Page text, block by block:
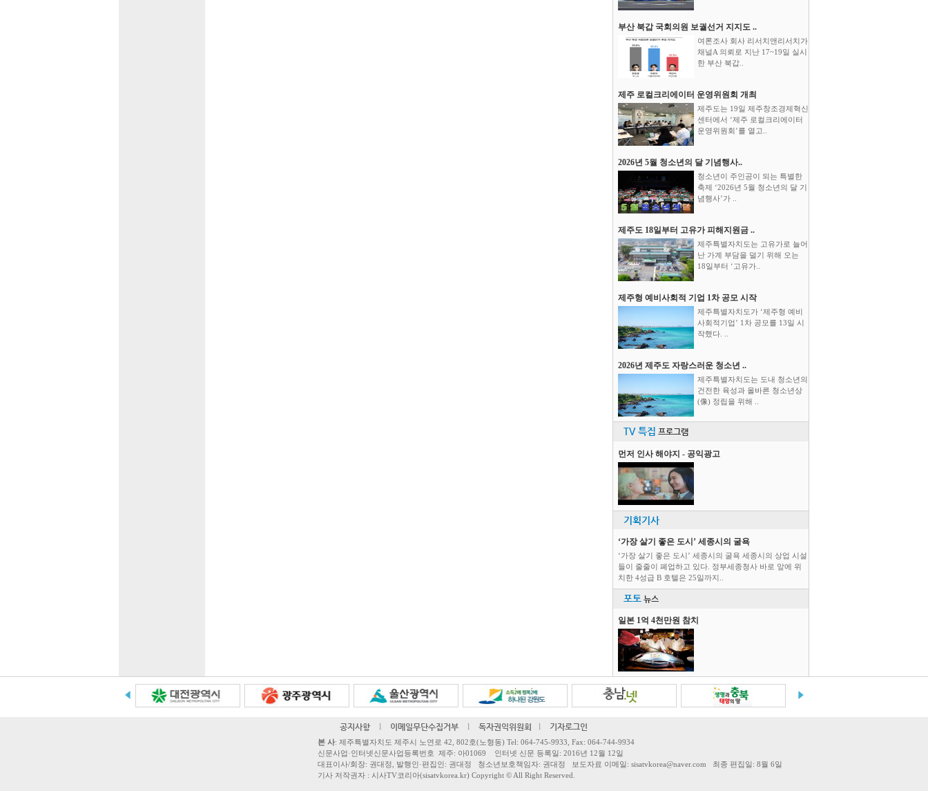
부산 북갑 국회의원 보궐선거 지지도 ..
여론조사 회사 리서치앤리서치가
채널A 의뢰로 지난 17~19일 실시
한 부산 북갑..
제주 로컬크리에이터 운영위원회 개최
제주도는 19일 제주창조경제혁신
센터에서 ‘제주 로컬크리에이터
운영위원회’를 열고..
2026년 5월 청소년의 달 기념행사..
청소년이 주인공이 되는 특별한
축제 ‘2026년 5월 청소년의 달 기
념행사’가 ..
제주도 18일부터 고유가 피해지원금 ..
제주특별자치도는 고유가로 늘어
난 가계 부담을 덜기 위해 오는
18일부터 ‘고유가..
제주형 예비사회적 기업 1차 공모 시작
제주특별자치도가 ‘제주형 예비
사회적기업’ 1차 공모를 13일 시
작했다. ..
2026년 제주도 자랑스러운 청소년 ..
제주특별자치도는 도내 청소년의
건전한 육성과 올바른 청소년상
(像) 정립을 위해 ..
TV 특집 프로그램
먼저 인사 해야지 - 공익광고
기획기사
‘가장 살기 좋은 도시’ 세종시의 굴욕
‘가장 살기 좋은 도시’ 세종시의 굴욕 세종시의 상업 시설
들이 줄줄이 폐업하고 있다. 정부세종청사 바로 앞에 위
치한 4성급 B 호텔은 25일까지..
포토 뉴스
일본 1억 4천만원 참치
공지사항 l 이메일무단수집거부 l 독자권익위원회 l 기자로그인
본 사: 제주특별자치도 제주시 노연로 42, 802호(노형동) Tel: 064-745-9933, Fax: 064-744-9934
신문사업·인터넷신문사업등록번호 제주: 아01069 인터넷 신문 등록일: 2016년 12월 12일
대표이사/회장: 권대정, 발행인·편집인: 권대정 청소년보호책임자: 권대정 보도자료 이메일: sisatvkorea@naver.com 최종 편집일: 8월 6일
기사 저작권자 : 시사TV코리아(sisatvkorea.kr) Copyright © All Right Reserved.